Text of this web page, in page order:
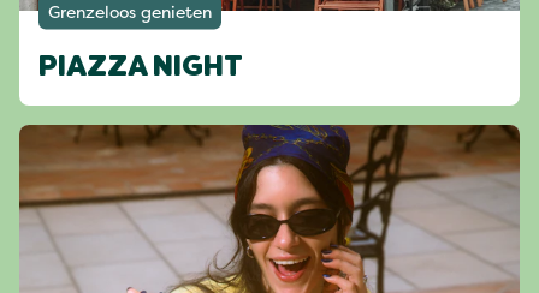
Grenzeloos genieten
PIAZZA NIGHT